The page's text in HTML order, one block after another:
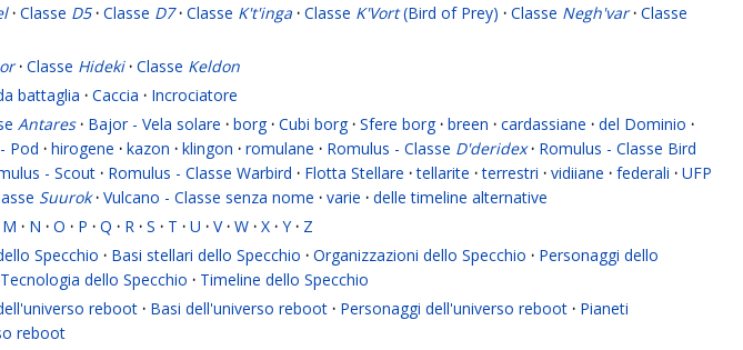
· Classe D5 · Classe D7 · Classe K't'inga · Classe K'Vort(Bird of Prey) · Classe Negh'var · Classe
· Classe Hideki · Classe Keldon
battaglia · Caccia · Incrociatore
Antares · Bajor - Vela solare · borg · Cubi borg · Sfere borg · breen · cardassiane · del Dominio ·
Pod · hirogene · kazon · klingon · romulane · Romulus - Classe D'deridex · Romulus - Classe Bird
- Scout · Romulus - Classe Warbird · Flotta Stellare · tellarite · terrestri · vidiiane · federali · UFP
Suurok · Vulcano - Classe senza nome · varie · delle timeline alternative
M · N · O · P · Q · R · S · T · U · V · W · X · Y · Z
Specchio · Basi stellari dello Specchio · Organizzazioni dello Specchio · Personaggi dello
Tecnologia dello Specchio · Timeline dello Specchio
reboot · Basi dell'universo reboot · Personaggi dell'universo reboot · Pianeti
reboot